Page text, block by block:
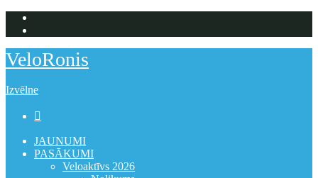
VeloRonis
Izvēlne

JAUNUMI
PASĀKUMI
Veloaktīvs 2026